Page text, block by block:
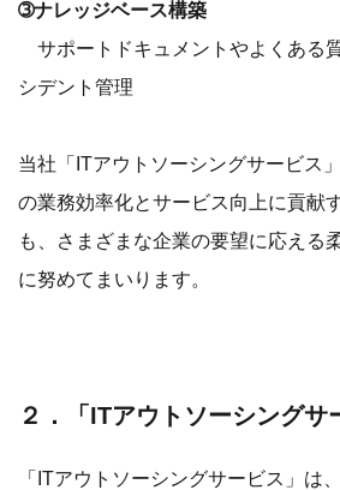
➂ナレッジベース構築
サポートドキュメントやよくある
シデント管理
当社「ITアウトソーシングサービス
の業務効率化とサービス向上に貢献
も、さまざまな企業の要望に応える
に努めてまいります。
２．「ITアウトソーシングサ
「ITアウトソーシングサービス」は